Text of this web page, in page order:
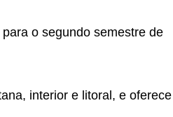
o segundo semestre de
interior e litoral, e oferece